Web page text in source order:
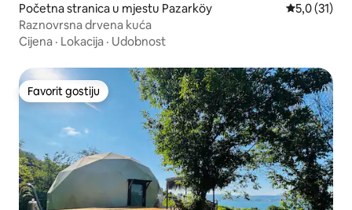
Početna stranica u mjestu Pazarköy prosječna
5,0 (31)
Raznovrsna drvena kuća
Cijena · Lokacija · Udobnost
Favorit gostiju
Favorit gostiju